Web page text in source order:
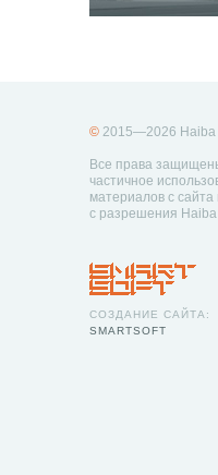
© 2015—2026 Haiba
Все права
частичное
материалов с сайта
с разрешения Haiba
СОЗДАНИЕ САЙТА:
SMARTSOFT